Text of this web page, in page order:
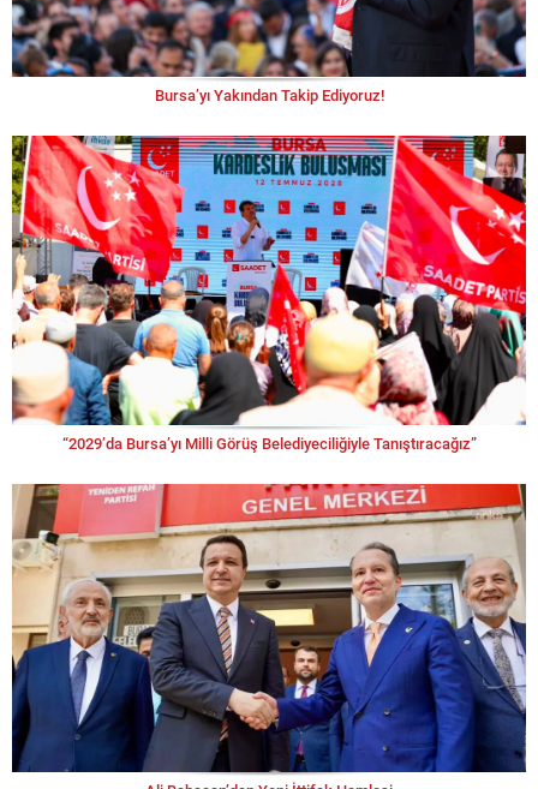
Bursa’yı Yakından Takip Ediyoruz!
“2029’da Bursa’yı Milli Görüş Belediyeciliğiyle Tanıştıracağız”